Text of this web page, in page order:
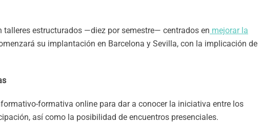
talleres estructurados —diez por semestre— centrados en mejorar la
su implantación en Barcelona y Sevilla, con la implicación de
formativa online para dar a conocer la iniciativa entre los
así como la posibilidad de encuentros presenciales.